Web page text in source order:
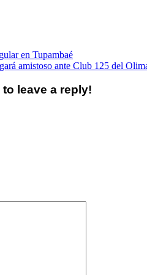
en Tupambaé
amistoso ante Club 125 del
leave a reply!